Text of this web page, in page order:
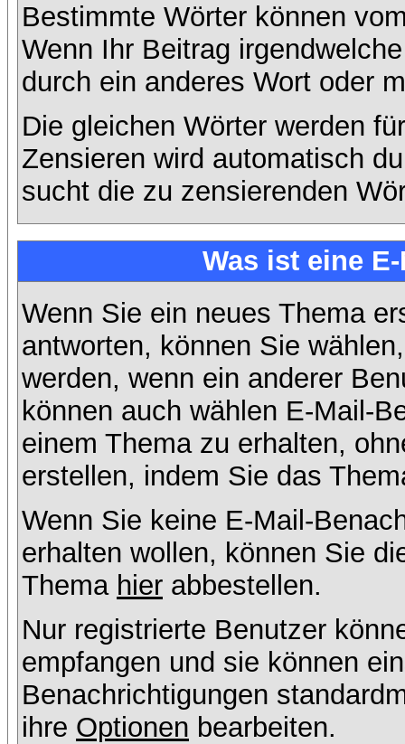
Bestimmte Wörter können
Wenn Ihr Beitrag
durch ein anderes Wort oder
Die gleichen Wörter werden
Zensieren wird automatisch
sucht die zu zensierenden
Was ist eine
Wenn Sie ein neues Thema
antworten, können Sie
werden, wenn ein anderer
können auch wählen E-Mail-
einem Thema zu erhalten,
erstellen, indem Sie das
Wenn Sie keine E-Mail-
erhalten wollen, können Sie
Thema hier abbestellen.
Nur registrierte Benutzer
empfangen und sie können
Benachrichtigungen
ihre Optionen bearbeiten.